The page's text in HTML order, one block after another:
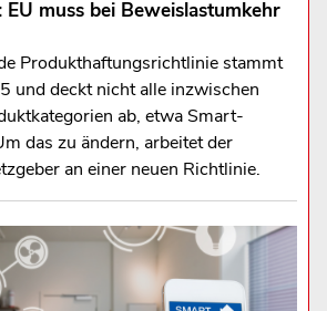
muss bei Beweislastumkehr
Produkthaftungsrichtlinie stammt
und deckt nicht alle inzwischen
ab, etwa Smart-
das zu ändern, arbeitet der
an einer neuen Richtlinie.